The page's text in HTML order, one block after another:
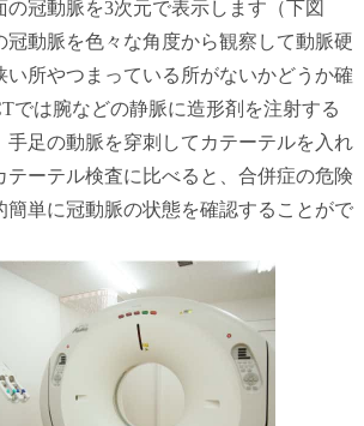
冠動脈を3次元で表示します（下図
冠動脈を色々な角度から観察して動脈硬
い所やつまっている所がないかどうか確
では腕などの静脈に造形剤を注射する
手足の動脈を穿刺してカテーテルを入れ
テーテル検査に比べると、合併症の危険
簡単に冠動脈の状態を確認することがで